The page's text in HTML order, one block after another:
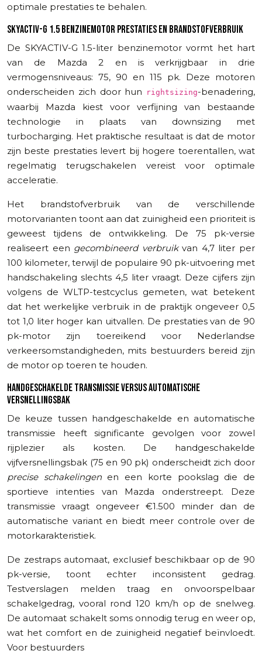
optimale prestaties te behalen.
SKYACTIV-G 1.5 BENZINEMOTOR PRESTATIES EN BRANDSTOFVERBRUIK
De SKYACTIV-G 1.5-liter benzinemotor vormt het hart
van de Mazda 2 en is verkrijgbaar in drie
vermogensniveaus: 75, 90 en 115 pk. Deze motoren
onderscheiden zich door hun
rightsizing-benadering,
waarbij Mazda kiest voor verfijning van bestaande
technologie in plaats van downsizing met
turbocharging. Het praktische resultaat is dat de motor
zijn beste prestaties levert bij hogere toerentallen, wat
regelmatig terugschakelen vereist voor optimale
acceleratie.
Het brandstofverbruik van de verschillende
motorvarianten toont aan dat zuinigheid een prioriteit is
geweest tijdens de ontwikkeling. De 75 pk-versie
realiseert een gecombineerd verbruikvan 4,7 liter per
100 kilometer, terwijl de populaire 90 pk-uitvoering met
handschakeling slechts 4,5 liter vraagt. Deze cijfers zijn
volgens de WLTP-testcyclus gemeten, wat betekent
dat het werkelijke verbruik in de praktijk ongeveer 0,5
tot 1,0 liter hoger kan uitvallen. De prestaties van de 90
pk-motor zijn toereikend voor Nederlandse
verkeersomstandigheden, mits bestuurders bereid zijn
de motor op toeren te houden.
HANDGESCHAKELDE TRANSMISSIE VERSUS AUTOMATISCHE
VERSNELLINGSBAK
De keuze tussen handgeschakelde en automatische
transmissie heeft significante gevolgen voor zowel
rijplezier als kosten. De handgeschakelde
vijfversnellingsbak (75 en 90 pk) onderscheidt zich door
precise schakelingenen een korte pookslag die de
sportieve intenties van Mazda onderstreept. Deze
transmissie vraagt ongeveer €1.500 minder dan de
automatische variant en biedt meer controle over de
motorkarakteristiek.
De zestraps automaat, exclusief beschikbaar op de 90
pk-versie, toont echter inconsistent gedrag.
Testverslagen melden traag en onvoorspelbaar
schakelgedrag, vooral rond 120 km/h op de snelweg.
De automaat schakelt soms onnodig terug en weer op,
wat het comfort en de zuinigheid negatief beïnvloedt.
Voor bestuurders